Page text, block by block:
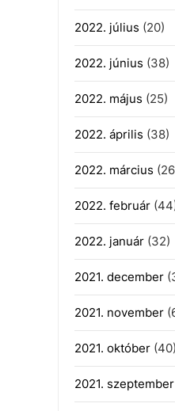
2022. július (20)
2022. június (38)
2022. május (25)
2022. április (38)
2022. március
2022. február
2022. január(32)
2021. december
2021. november
2021. október(40)
2021. szeptember